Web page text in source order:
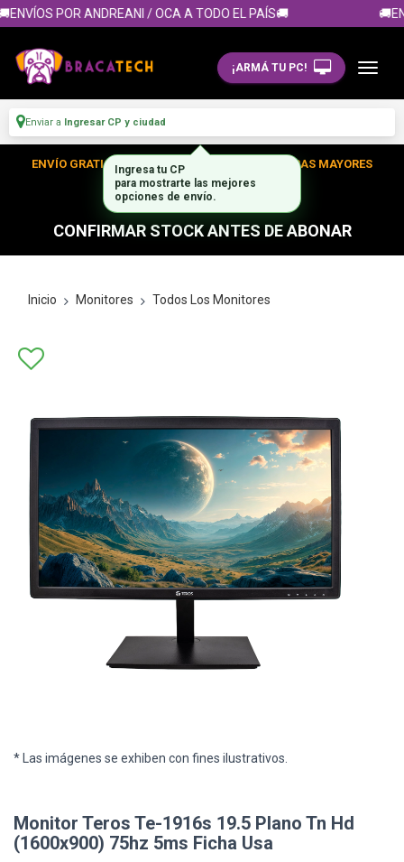
POR ANDREANI / OCA A TODO EL PAÍS🚚
¡ARMÁ TU PC!
Enviar a Ingresar CP y ciudad
ENVÍO GRATIS DENTRO DE CABA EN TUS COMPRAS MAYORES
A $300.000
CONFIRMAR STOCK ANTES DE ABONAR
Inicio Monitores Todos Los Monitores
* Las imágenes se exhiben con fines ilustrativos.
Monitor Teros Te-1916s 19.5 Plano Tn Hd
(1600x900) 75hz 5ms Ficha Usa
Ingresa tu CP
para mostrarte las mejores
opciones de envío.